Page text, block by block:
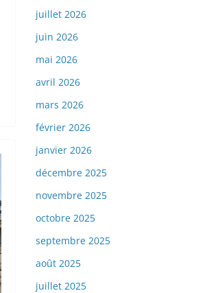
juillet 2026
juin 2026
mai 2026
avril 2026
mars 2026
février 2026
janvier 2026
décembre 2025
novembre 2025
octobre 2025
septembre 2025
août 2025
juillet 2025